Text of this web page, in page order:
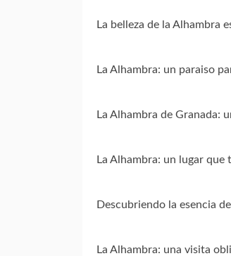
La belleza de la Alhambra
La Alhambra: un paraiso
La Alhambra de Granada:
La Alhambra: un lugar que
Descubriendo la esencia
La Alhambra: una visita